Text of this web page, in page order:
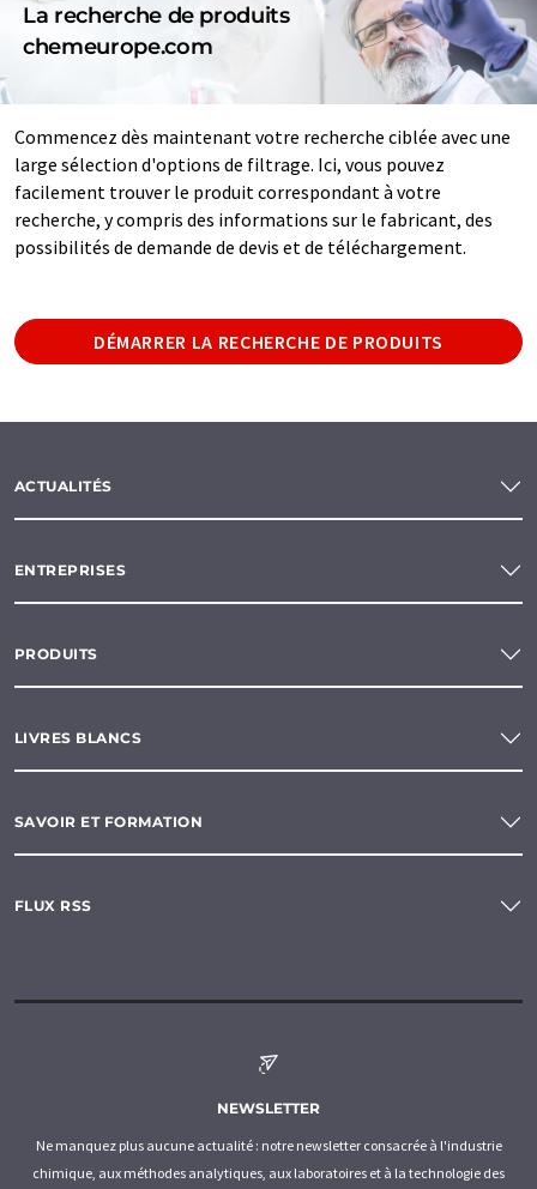
La recherche de produits
chemeurope.com
Commencez dès maintenant votre recherche ciblée avec une
large sélection d'options de filtrage. Ici, vous pouvez
facilement trouver le produit correspondant à votre
recherche, y compris des informations sur le fabricant, des
possibilités de demande de devis et de téléchargement.
DÉMARRER LA RECHERCHE DE PRODUITS
ACTUALITÉS
ENTREPRISES
PRODUITS
LIVRES BLANCS
SAVOIR ET FORMATION
FLUX RSS
NEWSLETTER
Ne manquez plus aucune actualité : notre newsletter consacrée à l'industrie
chimique, aux méthodes analytiques, aux laboratoires et à la technologie des